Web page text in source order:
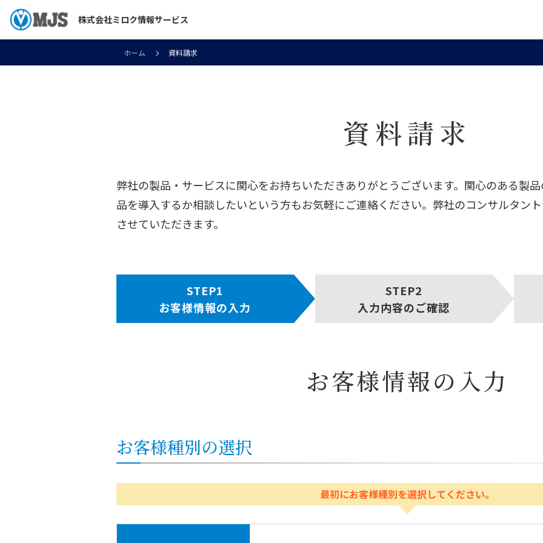
株式会社ミロク情報サービス
ホーム 資料請求
資料請求
弊社の製品・サービスに関心をお持ちいただきありがとうございます。関心のある製
品を導入するか相談したいという方もお気軽にご連絡ください。弊社のコンサルタン
させていただきます。
お客様情報の入力 入力内容のご確認
お客様情報の入力
お客様種別の選択
最初にお客様種別を選択してください。